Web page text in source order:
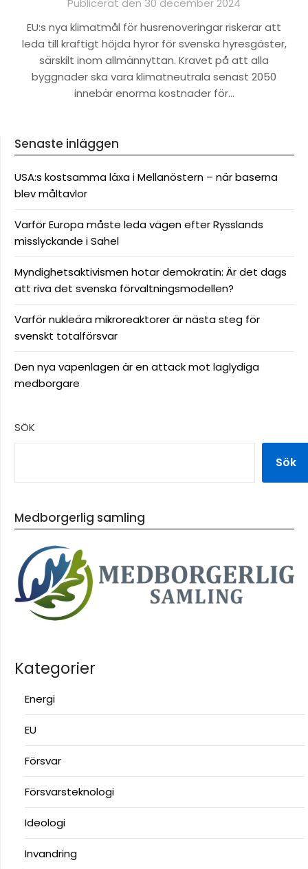
Publicerat den 30 december 2024
EU:s nya klimatmål för husrenoveringar riskerar att
leda till kraftigt höjda hyror för svenska hyresgäster,
särskilt inom allmännyttan. Kravet på att alla
byggnader ska vara klimatneutrala senast 2050
innebär enorma kostnader för…
Senaste inläggen
USA:s kostsamma läxa i Mellanöstern – när baserna
blev måltavlor
Varför Europa måste leda vägen efter Rysslands
misslyckande i Sahel
Myndighetsaktivismen hotar demokratin: Är det dags
att riva det svenska förvaltningsmodellen?
Varför nukleära mikroreaktorer är nästa steg för
svenskt totalförsvar
Den nya vapenlagen är en attack mot laglydiga
medborgare
SÖK
Sök
Medborgerlig samling
Kategorier
Energi
EU
Försvar
Försvarsteknologi
Ideologi
Invandring